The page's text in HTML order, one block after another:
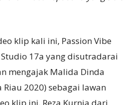
klip kali ini, Passion Vibe
17a yang disutradarai
mengajak Malida Dinda
2020) sebagai lawan